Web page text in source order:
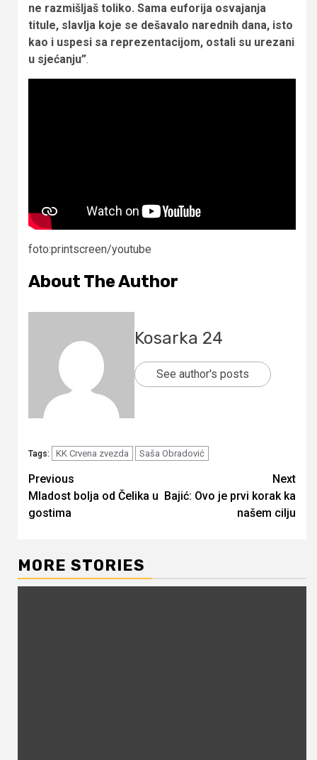
ne razmišljaš toliko. Sama euforija osvajanja
titule, slavlja koje se dešavalo narednih dana, isto
kao i uspesi sa reprezentacijom, ostali su urezani
u sjećanju”.
foto:printscreen/youtube
About The Author
Kosarka 24
See author's posts
Tags: KK Crvena zvezda Saša Obradović
Continue
Reading
Previous
Mladost bolja od Čelika u
gostima
Next
Bajić: Ovo je prvi korak ka
našem cilju
MORE STORIES